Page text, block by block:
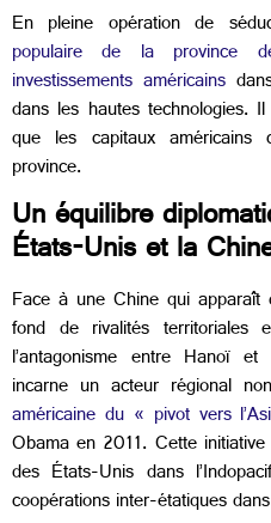
En pleine opération de
populaire de la province
investissements américains
dans les hautes technologies.
que les capitaux américains
province.
Un équilibre
États-Unis et la
Face à une Chine qui
fond de rivalités territoriales
l’antagonisme entre Hanoï
incarne un acteur régional
américaine du « pivot vers
Obama en 2011. Cette
des États-Unis dans
coopérations inter-étatiques